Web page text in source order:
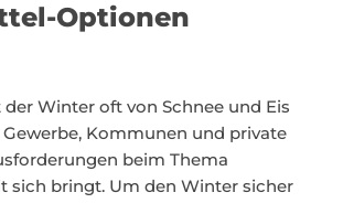
Optionen
Winter oft von Schnee und Eis
Kommunen und private
beim Thema
sich bringt. Um den Winter sicher